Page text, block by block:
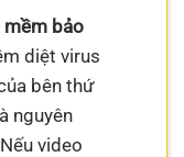
mềm bảo
diệt virus
bên thứ
nguyên
video